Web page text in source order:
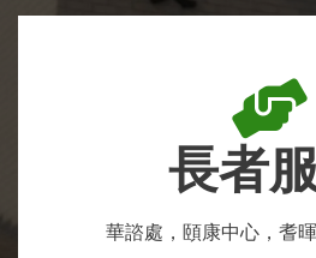
長者
華諮處，頤康中心，耆